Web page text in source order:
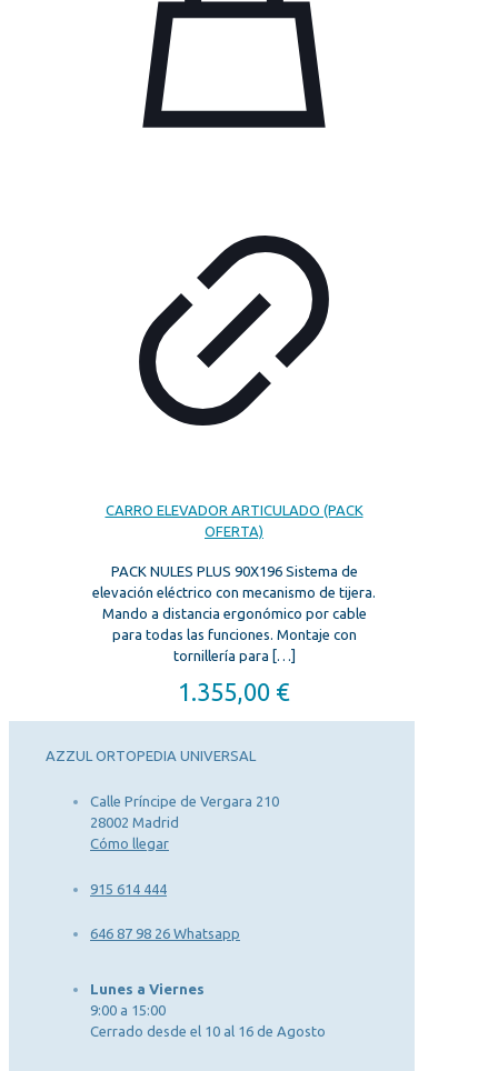
CARRO ELEVADOR ARTICULADO (PACK
OFERTA)
PACK NULES PLUS 90X196 Sistema de
elevación eléctrico con mecanismo de tijera.
Mando a distancia ergonómico por cable
para todas las funciones. Montaje con
tornillería para […]
1.355,00 €
AZZUL ORTOPEDIA UNIVERSAL
Calle Príncipe de Vergara 210
28002 Madrid
Cómo llegar
915 614 444
646 87 98 26 Whatsapp
Lunes a Viernes
9:00 a 15:00
Cerrado desde el 10 al 16 de Agosto